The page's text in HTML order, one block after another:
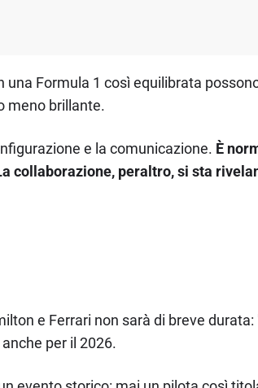
Formula 1 così equilibrata
meno brillante.
e la comunicazione. È
collaborazione, peraltro, si sta
e Ferrari non sarà di breve durata:
per il 2026.